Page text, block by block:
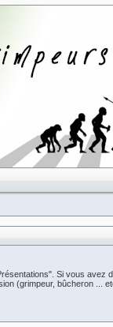
Si vous avez
(grimpeur, bûcheron ...